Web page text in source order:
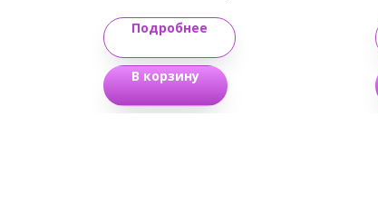
Подробнее
В корзину